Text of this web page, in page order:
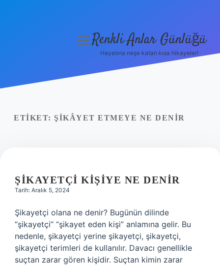
Yasal Uyarı
menüyüRenkli Anlar Günlüğü
Hayatına neşe katan kısa hikayeler!
ETIKET: ŞIKÂYET ETMEYE NE DENIR
ŞIKAYETÇI KIŞIYE NE DENIR
Tarih: Aralık 5, 2024
Şikayetçi olana ne denir? Bugünün dilinde
“şikayetçi” “şikayet eden kişi” anlamına gelir. Bu
nedenle, şikayetçi yerine şikayetçi, şikayetçi,
şikayetçi terimleri de kullanılır. Davacı genellikle
suçtan zarar gören kişidir. Suçtan kimin zarar